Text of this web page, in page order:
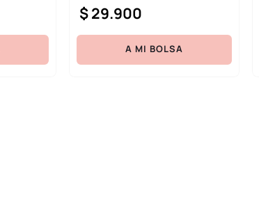
$29.900
A MI BOLSA